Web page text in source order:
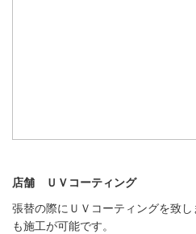
店舗 ＵＶコーティング
張替の際にＵＶコーティングを致
も施工が可能です。